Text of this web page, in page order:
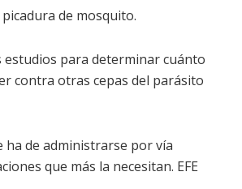
de mosquito.
para determinar cuánto
contra otras cepas del parásito
ha de administrarse por vía
que más la necesitan. EFE